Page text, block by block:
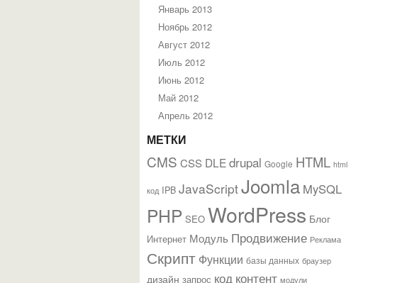
Январь 2013
Ноябрь 2012
Август 2012
Июль 2012
Июнь 2012
Май 2012
Апрель 2012
МЕТКИ
CMS CSS DLEdrupal Google HTML html
код IPB JavaScriptJoomla MySQL
PHP SEO WordPress Блог
Интернет Модуль Продвижение Реклама
Скрипт Функции базы данных браузер
дизайн запрос код контент модули